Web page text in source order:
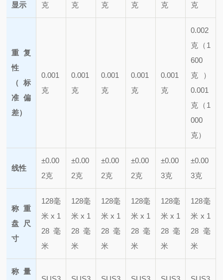
显示
克
克
克
克
克
克
重复
性
（标
准偏
差）
0.001
克
0.001
克
0.001
克
0.001
克
0.001
克
0.002
克（1
600
克）
0.001
克（1
000
克）
线性
±0.00
2克
±0.00
2克
±0.00
2克
±0.00
2克
±0.00
3克
±0.00
3克
称重
盘尺
寸
128毫
米 x 1
28毫
米
128毫
米 x 1
28毫
米
128毫
米 x 1
28毫
米
128毫
米 x 1
28毫
米
128毫
米 x 1
28毫
米
128毫
米 x 1
28毫
米
称量